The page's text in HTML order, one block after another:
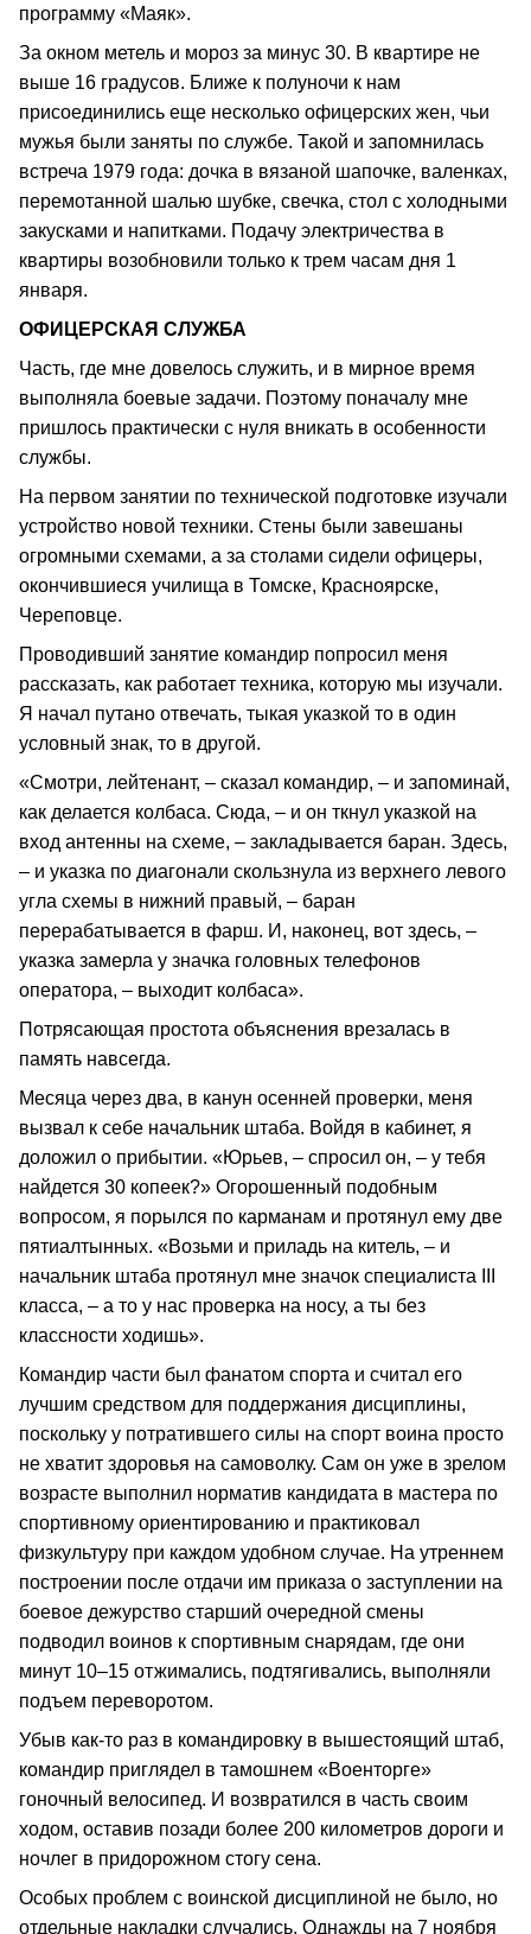
программу «Маяк».
За окном метель и мороз за минус 30. В квартире не
выше 16 градусов. Ближе к полуночи к нам
присоединились еще несколько офицерских жен, чьи
мужья были заняты по службе. Такой и запомнилась
встреча 1979 года: дочка в вязаной шапочке, валенках,
перемотанной шалью шубке, свечка, стол с холодными
закусками и напитками. Подачу электричества в
квартиры возобновили только к трем часам дня 1
января.
ОФИЦЕРСКАЯ СЛУЖБА
Часть, где мне довелось служить, и в мирное время
выполняла боевые задачи. Поэтому поначалу мне
пришлось практически с нуля вникать в особенности
службы.
На первом занятии по технической подготовке изучали
устройство новой техники. Стены были завешаны
огромными схемами, а за столами сидели офицеры,
окончившиеся училища в Томске, Красноярске,
Череповце.
Проводивший занятие командир попросил меня
рассказать, как работает техника, которую мы изучали.
Я начал путано отвечать, тыкая указкой то в один
условный знак, то в другой.
«Смотри, лейтенант, – сказал командир, – и запоминай,
как делается колбаса. Сюда, – и он ткнул указкой на
вход антенны на схеме, – закладывается баран. Здесь,
– и указка по диагонали скользнула из верхнего левого
угла схемы в нижний правый, – баран
перерабатывается в фарш. И, наконец, вот здесь, –
указка замерла у значка головных телефонов
оператора, – выходит колбаса».
Потрясающая простота объяснения врезалась в
память навсегда.
Месяца через два, в канун осенней проверки, меня
вызвал к себе начальник штаба. Войдя в кабинет, я
доложил о прибытии. «Юрьев, – спросил он, – у тебя
найдется 30 копеек?» Огорошенный подобным
вопросом, я порылся по карманам и протянул ему две
пятиалтынных. «Возьми и приладь на китель, – и
начальник штаба протянул мне значок специалиста III
класса, – а то у нас проверка на носу, а ты без
классности ходишь».
Командир части был фанатом спорта и считал его
лучшим средством для поддержания дисциплины,
поскольку у потратившего силы на спорт воина просто
не хватит здоровья на самоволку. Сам он уже в зрелом
возрасте выполнил норматив кандидата в мастера по
спортивному ориентированию и практиковал
физкультуру при каждом удобном случае. На утреннем
построении после отдачи им приказа о заступлении на
боевое дежурство старший очередной смены
подводил воинов к спортивным снарядам, где они
минут 10–15 отжимались, подтягивались, выполняли
подъем переворотом.
Убыв как-то раз в командировку в вышестоящий штаб,
командир приглядел в тамошнем «Военторге»
гоночный велосипед. И возвратился в часть своим
ходом, оставив позади более 200 километров дороги и
ночлег в придорожном стогу сена.
Особых проблем с воинской дисциплиной не было, но
отдельные накладки случались. Однажды на 7 ноября